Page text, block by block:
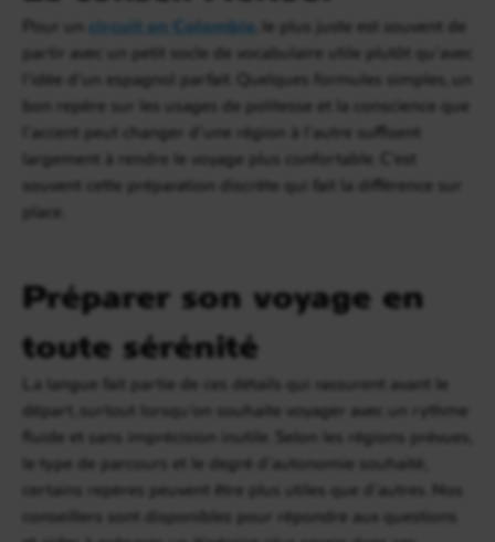
circuit en Colombie , le plus juste est souvent de
partir avec un petit socle de vocabulaire utile plutôt qu’avec
l’idée d’un espagnol parfait. Quelques formules simples, un
bon repère sur les usages de politesse et la conscience que
l’accent peut changer d’une région à l’autre suffisent
largement à rendre le voyage plus confortable. C’est
souvent cette préparation discrète qui fait la différence sur
place.
Préparer son voyage en
toute sérénité
La langue fait partie de ces détails qui rassurent avant le
départ, surtout lorsqu’on souhaite voyager avec un rythme
fluide et sans imprécision inutile. Selon les régions prévues,
le type de parcours et le degré d’autonomie souhaité,
certains repères peuvent être plus utiles que d’autres. Nos
conseillers sont disponibles pour répondre aux questions